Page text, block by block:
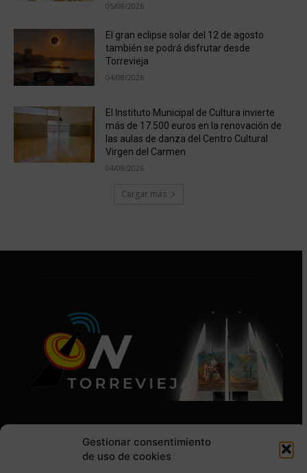
Gestionar consentimiento
de uso de cookies
05/08/2026
El gran eclipse solar del 12 de agosto
también se podrá disfrutar desde
Torrevieja
04/08/2026
El Instituto Municipal de Cultura invierte
más de 17.500 euros en la renovación de
las aulas de danza del Centro Cultural
Virgen del Carmen
04/08/2026
Cargar más